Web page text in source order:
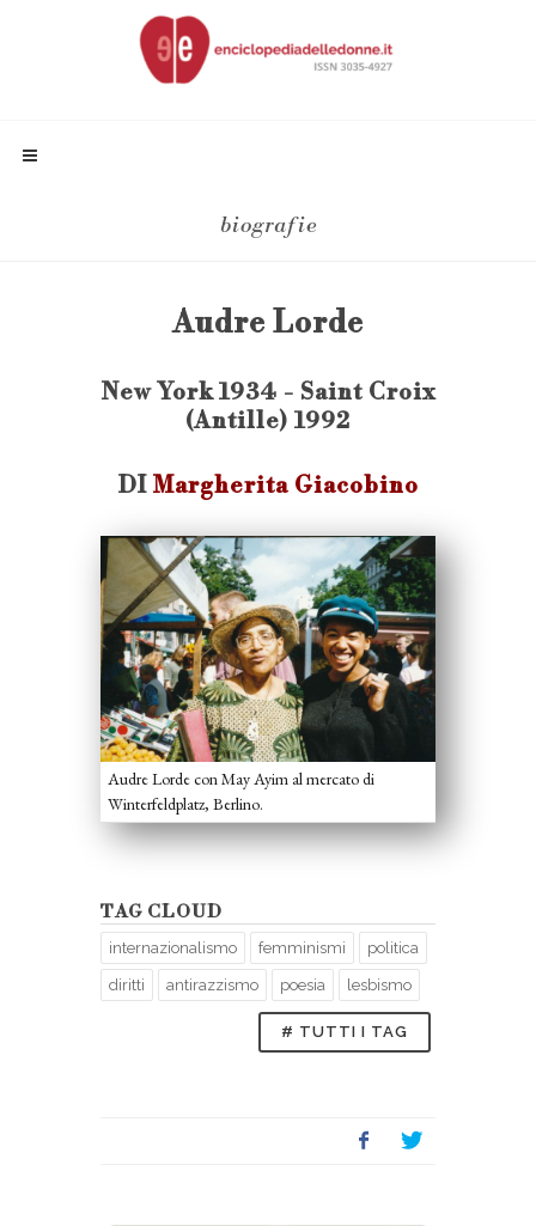
biografie
Audre Lorde
New York 1934 - Saint Croix
(Antille) 1992
DI Margherita Giacobino
Audre Lorde con May Ayim al mercato di
Winterfeldplatz, Berlino.
TAG CLOUD
internazionalismo femminismi politica
diritti antirazzismo poesia lesbismo
# TUTTI I TAG